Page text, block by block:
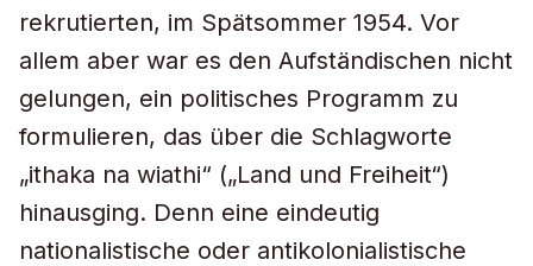
rekrutierten, im Spätsommer 1954. Vor
allem aber war es den Aufständischen nicht
gelungen, ein politisches Programm zu
formulieren, das über die Schlagworte
„ithaka na wiathi“ („Land und Freiheit“)
hinausging. Denn eine eindeutig
nationalistische oder antikolonialistische